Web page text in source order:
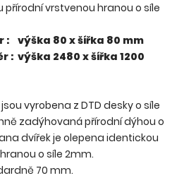
vrstvenou hranou o síle
: výška 80 x šířka 80 mm
: výška 2480 x šířka 1200
vyrobena z DTD desky o síle
zadýhovaná přírodní dýhou o
dvířek je olepena identickou
o síle 2mm.
70 mm.